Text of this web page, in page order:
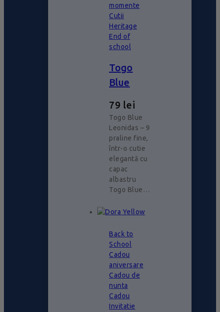
momente
Cutii
Heritage
End of
school
Togo
Blue
79 lei
Togo Blue
Leonidas – 9
praline fine,
într-o cutie
elegantă cu
capac
albastru
Togo Blue…
Back to
School
Cadou
aniversare
Cadou de
nunta
Cadou
Invitatie